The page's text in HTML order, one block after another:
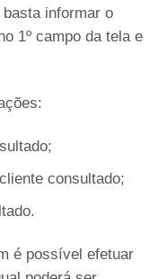
informar o
1º campo da tela e
consultado;
é possível efetuar